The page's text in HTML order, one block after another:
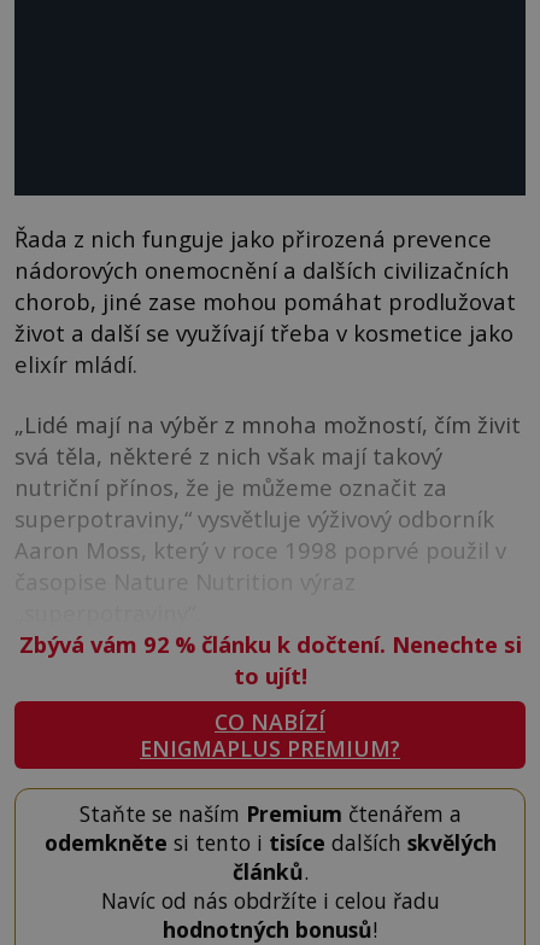
Řada z nich funguje jako přirozená prevence
nádorových onemocnění a dalších civilizačních
chorob, jiné zase mohou pomáhat prodlužovat
život a další se využívají třeba v kosmetice jako
elixír mládí.
„Lidé mají na výběr z mnoha možností, čím živit
svá těla, některé z nich však mají takový
nutriční přínos, že je můžeme označit za
superpotraviny,“ vysvětluje výživový odborník
Aaron Moss, který v roce 1998 poprvé použil v
časopise Nature Nutrition výraz
Zbývá vám 92 %článku k dočtení. Nenechte si
to ujít!
CO NABÍZÍ
ENIGMAPLUS PREMIUM?
Staňte se naším Premium čtenářem a
odemkněte si tento i tisíce dalších skvělých
článků.
Navíc od nás obdržíte i celou řadu
hodnotných bonusů!